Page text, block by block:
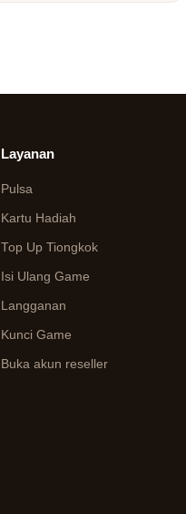
Layanan
Pulsa
Kartu Hadiah
Top Up Tiongkok
Isi Ulang Game
Langganan
Kunci Game
Buka akun reseller